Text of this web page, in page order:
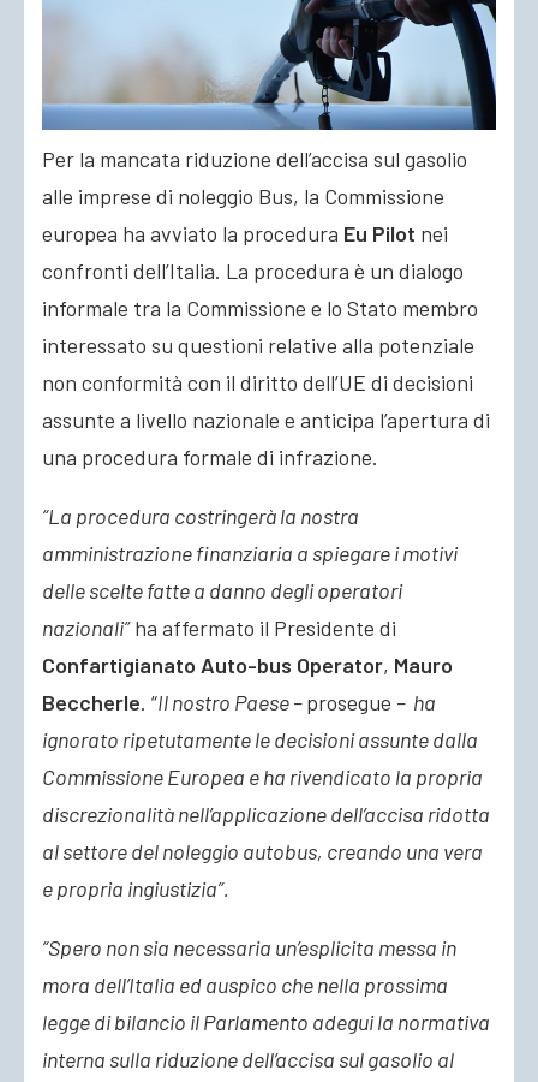
Per la mancata riduzione dell’accisa sul gasolio
alle imprese di noleggio Bus, la Commissione
europea ha avviato la procedura Eu Pilot nei
confronti dell’Italia. La procedura è un dialogo
informale tra la Commissione e lo Stato membro
interessato su questioni relative alla potenziale
non conformità con il diritto dell’UE di decisioni
assunte a livello nazionale e anticipa l’apertura di
una procedura formale di infrazione.
“La procedura costringerà la nostra
amministrazione finanziaria a spiegare i motivi
delle scelte fatte a danno degli operatori
nazionali”ha affermato il Presidente di
Confartigianato Auto-bus Operator, Mauro
Beccherle. “Il nostro Paese –prosegue – ha
ignorato ripetutamente le decisioni assunte dalla
Commissione Europea e ha rivendicato la propria
discrezionalità nell’applicazione dell’accisa ridotta
al settore del noleggio autobus, creando una vera
e propria ingiustizia”.
“Spero non sia necessaria un’esplicita messa in
mora dell’Italia ed auspico che nella prossima
legge di bilancio il Parlamento adegui la normativa
interna sulla riduzione dell’accisa sul gasolio al